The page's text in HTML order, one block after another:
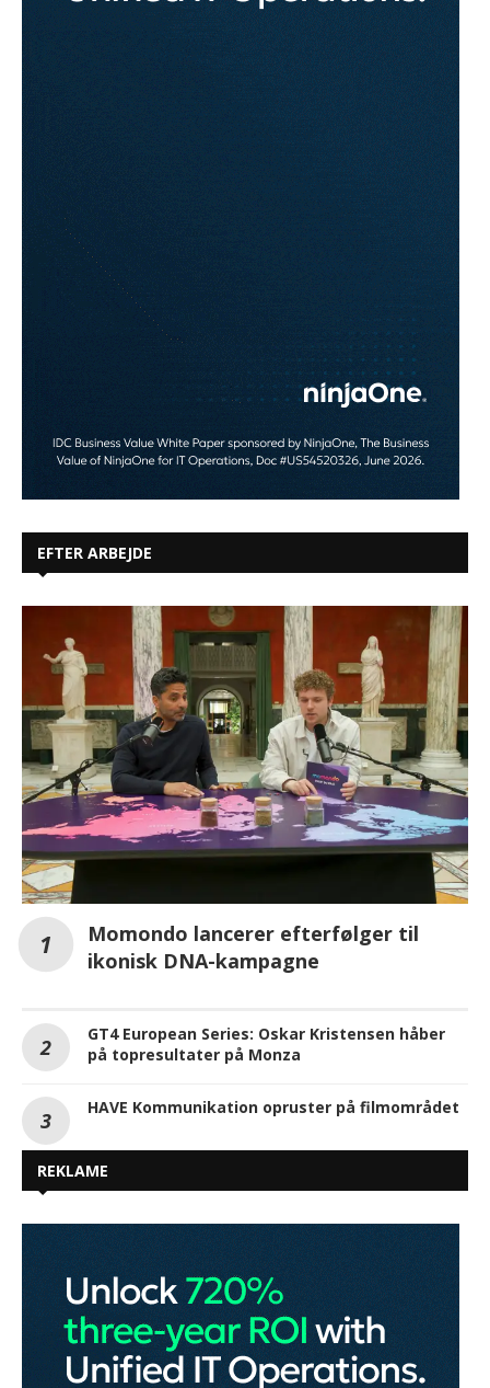
EFTER ARBEJDE
Momondo lancerer efterfølger til
ikonisk DNA-kampagne
GT4 European Series: Oskar Kristensen håber
på topresultater på Monza
HAVE Kommunikation opruster på filmområdet
REKLAME